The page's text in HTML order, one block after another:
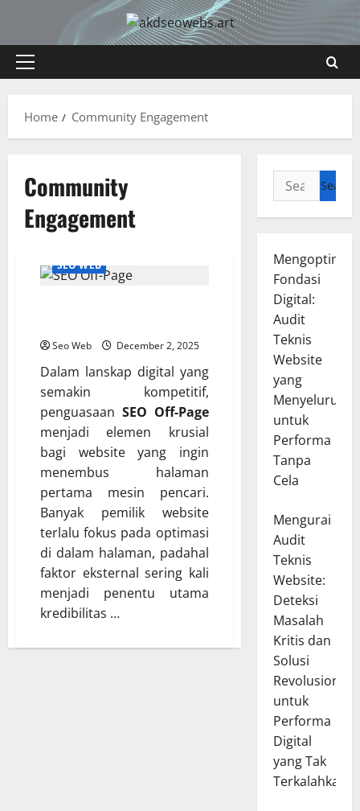
content
Primary
Home
Community Engagement
Community
Engagement
SEO WEB
Seo Web December 2, 2025
Dalam lanskap digital yang
semakin kompetitif,
penguasaan SEO Off-Page
menjadi elemen krusial
bagi website yang ingin
menembus halaman
pertama mesin pencari.
Banyak pemilik website
terlalu fokus pada optimasi
di dalam halaman, padahal
faktor eksternal sering kali
menjadi penentu utama
kredibilitas …
Search
for:
Fondasi
Digital:
Audit
Teknis
Website
yang
Menyeluruh
untuk
Performa
Tanpa
Cela
Mengurai
Audit
Teknis
Website:
Deteksi
Masalah
Kritis dan
Solusi
Revolusioner
untuk
Performa
Digital
yang Tak
Terkalahkan